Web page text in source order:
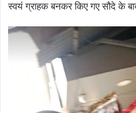
स्वयं ग्राहक बनकर किए गए सौदे के